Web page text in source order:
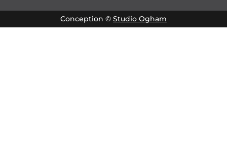
Conception © Studio Ogham